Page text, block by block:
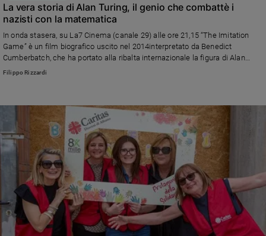
La vera storia di Alan Turing, il genio che combattè i
nazisti con la matematica
In onda stasera, su La7 Cinema (canale 29) alle ore 21,15 “The Imitation
Game” è un film biografico uscito nel 2014interpretato da Benedict
Cumberbatch, che ha portato alla ribalta internazionale la figura di Alan
Turing e la sua storia di genio matematico e pioniere dell’informatica che fu
Filippo Rizzardi